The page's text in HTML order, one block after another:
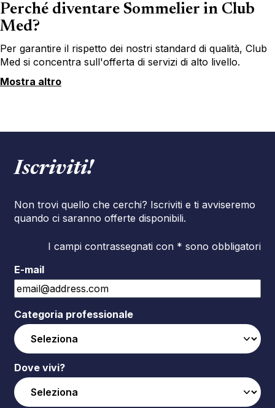
Perché diventare Sommelier in Club
Med?
Per garantire il rispetto dei nostri standard di qualità, Club
Med si concentra sull'offerta di servizi di alto livello.
Mostra altro
Iscriviti!
Non trovi quello che cerchi? Iscriviti e ti avviseremo
quando ci saranno offerte disponibili.
I campi contrassegnati con * sono obbligatori
E-mail
Categoria professionale
Dove vivi?